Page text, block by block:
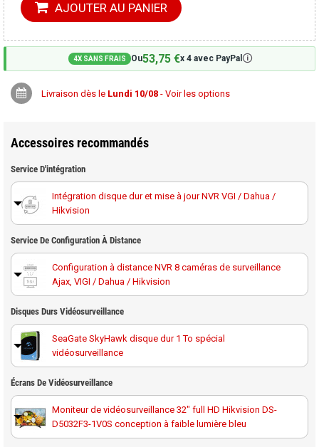
AJOUTER AU PANIER
4X SANS FRAIS Ou53,75 €x 4 avec PayPal 🛈
Livraison dès le Lundi 10/08 - Voir les options
Accessoires recommandés
Service D'intégration
Intégration disque dur et mise à jour NVR VGI / Dahua /
Hikvision
Service De Configuration À Distance
Configuration à distance NVR 8 caméras de surveillance
Ajax, VIGI / Dahua / Hikvision
Disques Durs Vidéosurveillance
SeaGate SkyHawk disque dur 1 To spécial
vidéosurveillance
Disque dur 1 To spécial vidéosurveillance Western
Digital Purple
SeaGate SkyHawk disque dur 2 To spécial
vidéosurveillance
Écrans De Vidéosurveillance
Moniteur de vidéosurveillance 32" full HD Hikvision DS-
D5032F3-1V0S conception à faible lumière bleu